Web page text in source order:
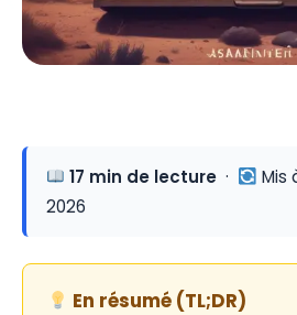
17 min de lecture ·
Mis
2026
En résumé (TL;DR)